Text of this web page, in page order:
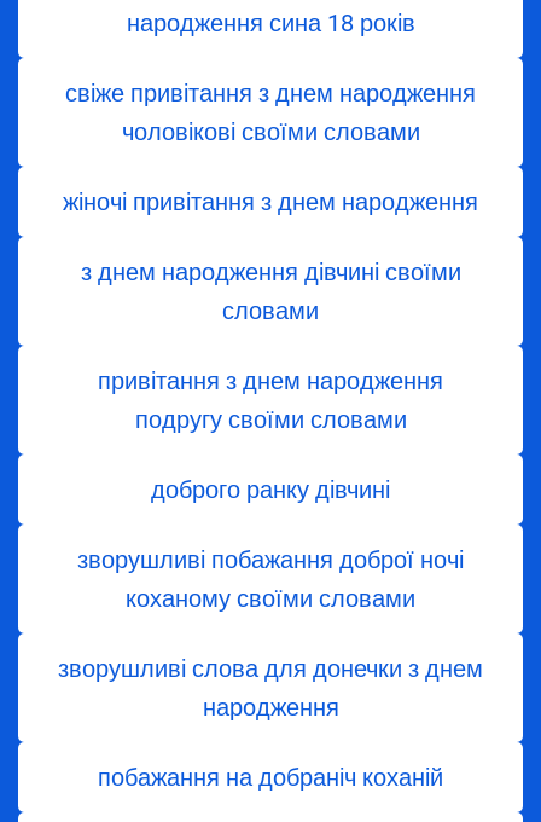
народження сина 18 років
свіже привітання з днем народження
чоловікові своїми словами
жіночі привітання з днем народження
з днем ​​народження дівчині своїми
словами
привітання з днем народження
подругу своїми словами
доброго ранку дівчині
зворушливі побажання доброї ночі
коханому своїми словами
зворушливі слова для донечки з днем
народження
побажання на добраніч коханій